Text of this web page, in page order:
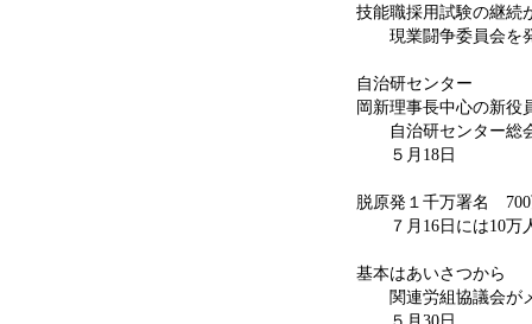
技能職採用試験の継続
現業闘争委員会を
自治研センター
岡新理事長中心の新役
自治研センター総
５月18日
脱原発１千万署名
７月16日には10万
基本はあいさつから
関連労組協議会が